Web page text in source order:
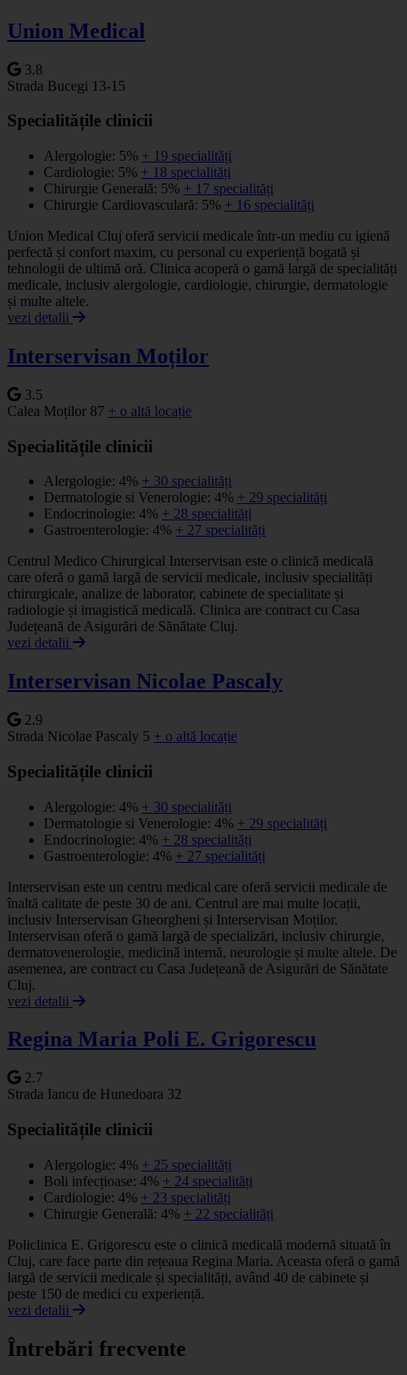
Union Medical
3.8
Strada Bucegi 13-15
Specialitățile clinicii
Alergologie: 5% + 19 specialități
Cardiologie: 5% + 18 specialități
Chirurgie Generală: 5% + 17 specialități
Chirurgie Cardiovasculară: 5% + 16 specialități
Union Medical Cluj oferă servicii medicale într-un mediu cu igienă
perfectă și confort maxim, cu personal cu experiență bogată și
tehnologii de ultimă oră. Clinica acoperă o gamă largă de specialități
medicale, inclusiv alergologie, cardiologie, chirurgie, dermatologie
și multe altele.
vezi detalii
Interservisan Moților
3.5
Calea Moților 87 + o altă locație
Specialitățile clinicii
Alergologie: 4% + 30 specialități
Dermatologie si Venerologie: 4% + 29 specialități
Endocrinologie: 4% + 28 specialități
Gastroenterologie: 4% + 27 specialități
Centrul Medico Chirurgical Interservisan este o clinică medicală
care oferă o gamă largă de servicii medicale, inclusiv specialități
chirurgicale, analize de laborator, cabinete de specialitate și
radiologie și imagistică medicală. Clinica are contract cu Casa
Județeană de Asigurări de Sănătate Cluj.
vezi detalii
Interservisan Nicolae Pascaly
2.9
Strada Nicolae Pascaly 5 + o altă locație
Specialitățile clinicii
Alergologie: 4% + 30 specialități
Dermatologie si Venerologie: 4% + 29 specialități
Endocrinologie: 4% + 28 specialități
Gastroenterologie: 4% + 27 specialități
Interservisan este un centru medical care oferă servicii medicale de
înaltă calitate de peste 30 de ani. Centrul are mai multe locații,
inclusiv Interservisan Gheorgheni și Interservisan Moților.
Interservisan oferă o gamă largă de specializări, inclusiv chirurgie,
dermatovenerologie, medicină internă, neurologie și multe altele. De
asemenea, are contract cu Casa Județeană de Asigurări de Sănătate
Cluj.
vezi detalii
Regina Maria Poli E. Grigorescu
2.7
Strada Iancu de Hunedoara 32
Specialitățile clinicii
Alergologie: 4% + 25 specialități
Boli infecțioase: 4% + 24 specialități
Cardiologie: 4% + 23 specialități
Chirurgie Generală: 4% + 22 specialități
Policlinica E. Grigorescu este o clinică medicală modernă situată în
Cluj, care face parte din rețeaua Regina Maria. Aceasta oferă o gamă
largă de servicii medicale și specialități, având 40 de cabinete și
peste 150 de medici cu experiență.
vezi detalii
Întrebări frecvente